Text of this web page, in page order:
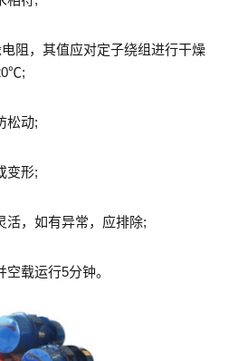
阻，其值应对定子绕组进行干燥
松动;
变形;
活，如有异常，应排除;
载运行5分钟。